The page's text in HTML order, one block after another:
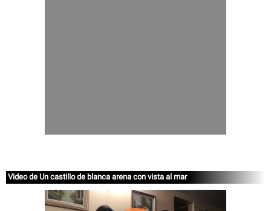
Video de Un castillo de blanca arena con vista al mar